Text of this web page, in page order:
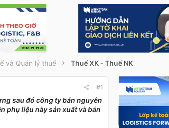
và Quản lý thuế Thuế XK - Thuế NK
#1
sau đó công ty bán nguyên
phụ liệu này sản xuất và bán